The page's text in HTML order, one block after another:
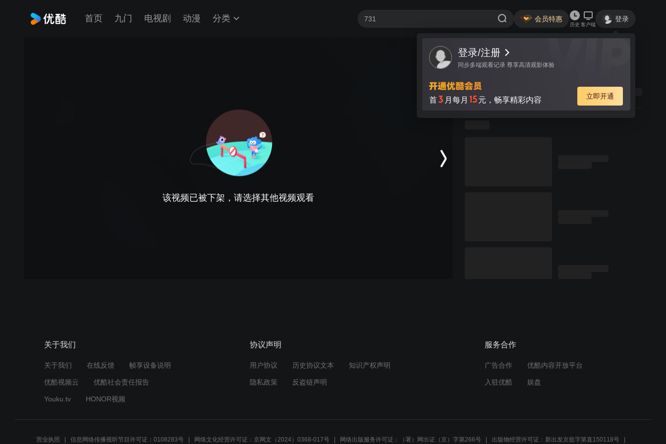
首页 九门 电视剧 动漫 分类 会员特惠
历史 客户端
登录
登录/注册
同步多端观看记录 尊享高清观影体验
首3 月每月 15元，畅享精彩内容 立即开通
该视频已被下架，请选择其他视频观看
关于我们
关于我们 在线反馈 帧享设备说明
优酷视频云 优酷社会责任报告
Youku.tv HONOR视频
协议声明
用户协议 历史协议文本 知识产权声明
隐私政策 反盗链声明
服务合作
广告合作 优酷内容开放平台
入驻优酷 娱盘
营业执照 信息网络传播视听节目许可证：0108283号 网络文化经营许可证：京网文（2024）0368-017号 网络出版服务许可证：（署）网出证（京）字第266号 出版物经营许可证：新出发京批字第直150118号